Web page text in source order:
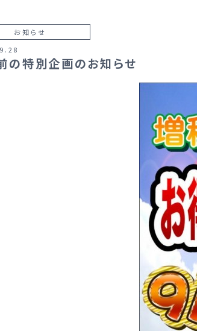
お知らせ
の特別企画のお知らせ